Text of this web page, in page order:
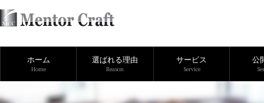
ホーム
Home
選ばれる理由
Reason
サービス
Service
公